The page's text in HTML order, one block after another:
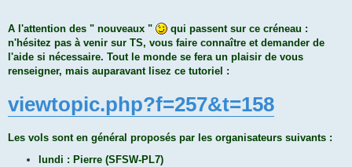
a
g
A l'attention des " nouveaux "
qui passent sur ce créneau :
n'hésitez pas à venir sur TS, vous faire connaître et demander de
l'aide si nécessaire. Tout le monde se fera un plaisir de vous
renseigner, mais auparavant lisez ce tutoriel :
viewtopic.php?f=257&t=158
Les vols sont en général proposés par les organisateurs suivants :
lundi : Pierre (SFSW-PL7)